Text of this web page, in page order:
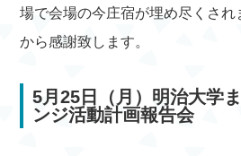
場で会場の今庄宿が埋め尽くさ
から感謝致します。
5月25日（月）明治大学
ンジ活動計画報告会